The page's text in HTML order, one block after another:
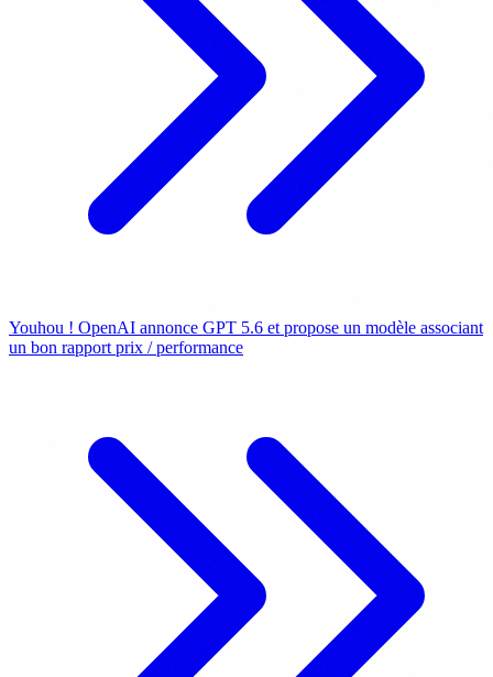
Youhou ! OpenAI annonce GPT 5.6 et propose un modèle associant
un bon rapport prix / performance